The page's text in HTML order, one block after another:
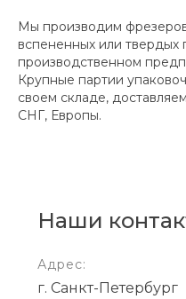
Мы производим
вспененных или
производственном
Крупные партии
своем складе,
СНГ, Европы.
Наши
Адрес:
г. Санкт-Петербург